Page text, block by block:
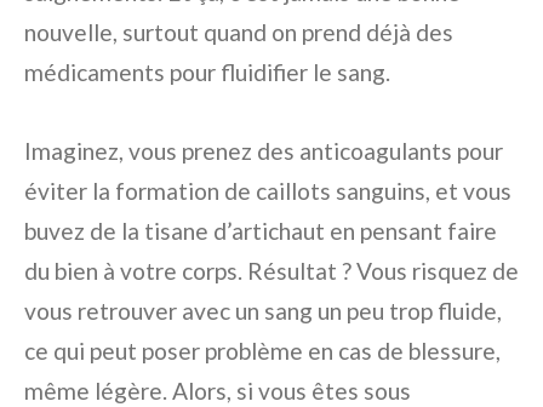
nouvelle, surtout quand on prend déjà des
médicaments pour fluidifier le sang.
Imaginez, vous prenez des anticoagulants pour
éviter la formation de caillots sanguins, et vous
buvez de la tisane d’artichaut en pensant faire
du bien à votre corps. Résultat ? Vous risquez de
vous retrouver avec un sang un peu trop fluide,
ce qui peut poser problème en cas de blessure,
même légère. Alors, si vous êtes sous